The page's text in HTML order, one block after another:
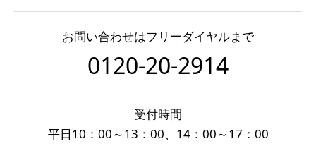
お問い合わせはフリーダイヤルまで
0120-20-2914
受付時間
平日10：00～13：00、14：00～17：00